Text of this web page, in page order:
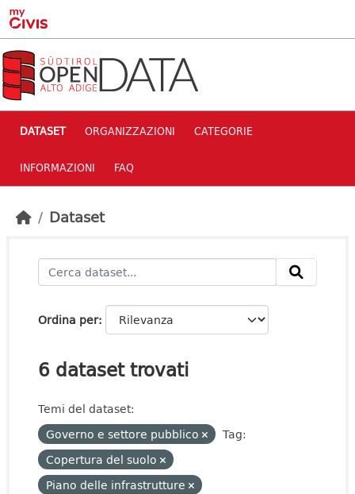
Skip to main content
DATASET ORGANIZZAZIONI CATEGORIE
INFORMAZIONI FAQ
Dataset
Ordina per
6 dataset trovati
Temi del dataset:
Governo e settore pubblico
Tag:
Copertura del suolo
Piano delle infrastrutture